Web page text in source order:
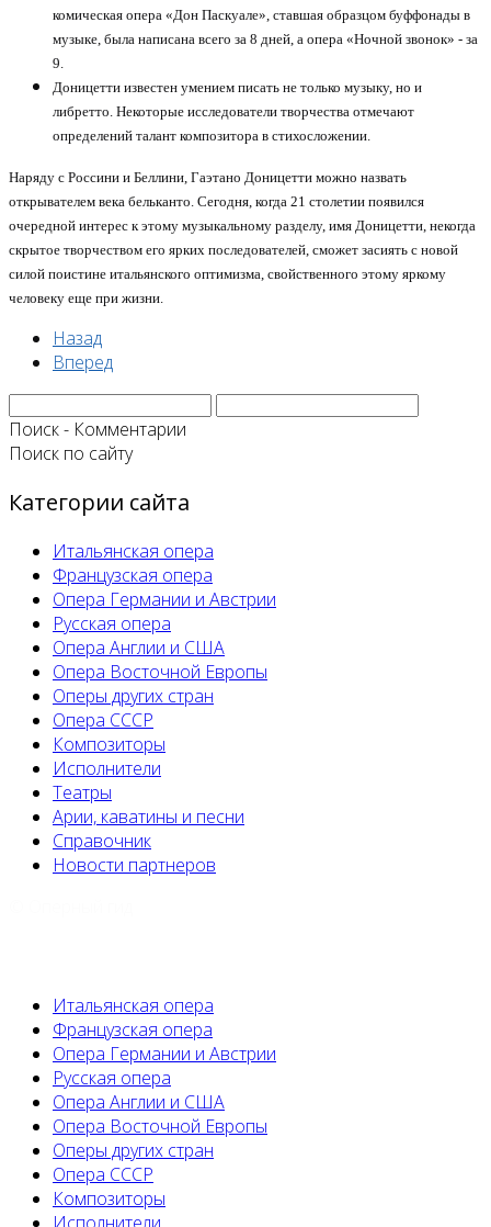
комическая опера «Дон Паскуале», ставшая образцом буффонады в
музыке, была написана всего за 8 дней, а опера «Ночной звонок» - за
9.
Доницетти известен умением писать не только музыку, но и
либретто. Некоторые исследователи творчества отмечают
определений талант композитора в стихосложении.
Наряду с Россини и Беллини, Гаэтано Доницетти можно назвать
открывателем века бельканто. Сегодня, когда 21 столетии появился
очередной интерес к этому музыкальному разделу, имя Доницетти, некогда
скрытое творчеством его ярких последователей, сможет засиять с новой
силой поистине итальянского оптимизма, свойственного этому яркому
человеку еще при жизни.
Назад
Вперед
Поиск - Комментарии
Поиск по сайту
Категории сайта
Итальянская опера
Французская опера
Опера Германии и Австрии
Русская опера
Опера Англии и США
Опера Восточной Европы
Оперы других стран
Опера СССР
Композиторы
Исполнители
Театры
Арии, каватины и песни
Справочник
Новости партнеров
Итальянская опера
Французская опера
Опера Германии и Австрии
Русская опера
Опера Англии и США
Опера Восточной Европы
Оперы других стран
Опера СССР
Композиторы